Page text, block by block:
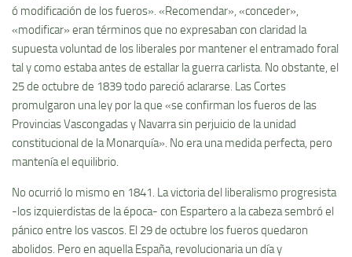
ó modificación de los fueros». «Recomendar», «conceder»,
«modificar» eran términos que no expresaban con claridad la
supuesta voluntad de los liberales por mantener el entramado foral
tal y como estaba antes de estallar la guerra carlista. No obstante, el
25 de octubre de 1839 todo pareció aclararse. Las Cortes
promulgaron una ley por la que «se confirman los fueros de las
Provincias Vascongadas y Navarra sin perjuicio de la unidad
constitucional de la Monarquí­a». No era una medida perfecta, pero
mantení­a el equilibrio.
No ocurrió lo mismo en 1841. La victoria del liberalismo progresista
-los izquierdistas de la época- con Espartero a la cabeza sembró el
pánico entre los vascos. El 29 de octubre los fueros quedaron
abolidos. Pero en aquella España, revolucionaria un dí­a y